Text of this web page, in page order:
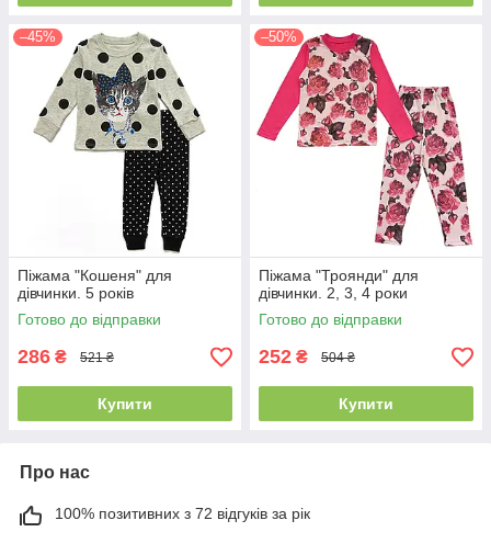
–45%
Піжама "Кошеня" для
дівчинки. 5 років
Готово до відправки
286 ₴ 521 ₴
Купити
–50%
Піжама "Троянди" для
дівчинки. 2, 3, 4 роки
Готово до відправки
252 ₴ 504 ₴
Купити
Про нас
100% позитивних з 72 відгуків за рік